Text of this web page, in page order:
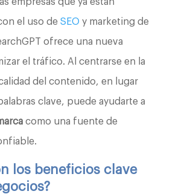
el uso de SEO y marketing de
ofrece una nueva
el tráfico. Al centrarse en la
del contenido, en lugar
clave, puede ayudarte a
como una fuente de
los beneficios clave